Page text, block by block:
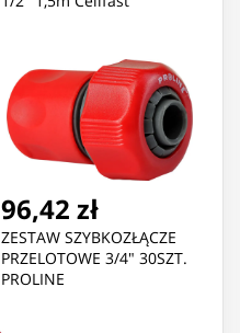
96,42 zł
ZESTAW SZYBKOZŁĄCZE
PRZELOTOWE 3/4" 30SZT.
PROLINE